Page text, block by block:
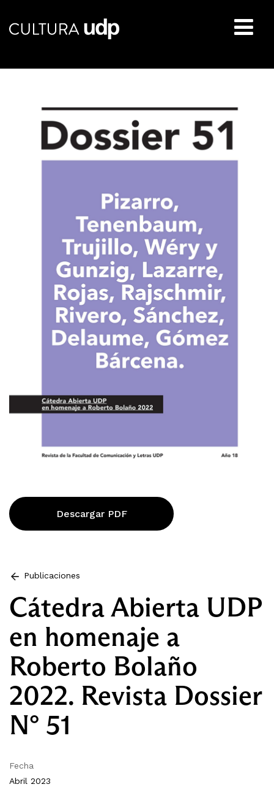
Descargar PDF
Publicaciones
Cátedra Abierta UDP
en homenaje a
Roberto Bolaño
2022. Revista Dossier
N° 51
Fecha
Abril 2023